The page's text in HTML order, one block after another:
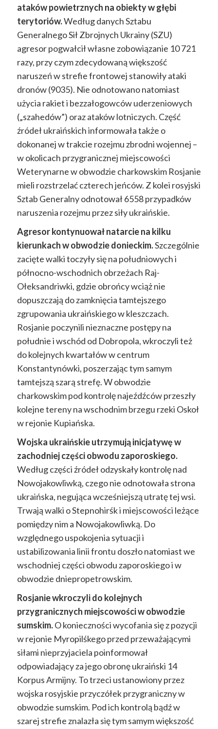
ataków powietrznych na obiekty w głębi
terytoriów.Według danych Sztabu
Generalnego Sił Zbrojnych Ukrainy (SZU)
agresor pogwałcił własne zobowiązanie 10 721
razy, przy czym zdecydowaną większość
naruszeń w strefie frontowej stanowiły ataki
dronów (9035). Nie odnotowano natomiast
użycia rakiet i bezzałogowców uderzeniowych
(„szahedów”) oraz ataków lotniczych. Część
źródeł ukraińskich informowała także o
dokonanej w trakcie rozejmu zbrodni wojennej –
w okolicach przygranicznej miejscowości
Weterynarne w obwodzie charkowskim Rosjanie
mieli rozstrzelać czterech jeńców. Z kolei rosyjski
Sztab Generalny odnotował 6558 przypadków
naruszenia rozejmu przez siły ukraińskie.
Agresor kontynuował natarcie na kilku
kierunkach w obwodzie donieckim.Szczególnie
zacięte walki toczyły się na południowych i
północno-wschodnich obrzeżach Raj-
Ołeksandriwki, gdzie obrońcy wciąż nie
dopuszczają do zamknięcia tamtejszego
zgrupowania ukraińskiego w kleszczach.
Rosjanie poczynili nieznaczne postępy na
południe i wschód od Dobropola, wkroczyli też
do kolejnych kwartałów w centrum
Konstantynówki, poszerzając tym samym
tamtejszą szarą strefę. W obwodzie
charkowskim pod kontrolę najeźdźców przeszły
kolejne tereny na wschodnim brzegu rzeki Oskoł
w rejonie Kupiańska.
Wojska ukraińskie utrzymują inicjatywę w
zachodniej części obwodu zaporoskiego.
Według części źródeł odzyskały kontrolę nad
Nowojakowliwką, czego nie odnotowała strona
ukraińska, negująca wcześniejszą utratę tej wsi.
Trwają walki o Stepnohirśk i miejscowości leżące
pomiędzy nim a Nowojakowliwką. Do
względnego uspokojenia sytuacji i
ustabilizowania linii frontu doszło natomiast we
wschodniej części obwodu zaporoskiego i w
obwodzie dniepropetrowskim.
Rosjanie wkroczyli do kolejnych
przygranicznych miejscowości w obwodzie
sumskim.O konieczności wycofania się z pozycji
w rejonie Myropilśkego przed przeważającymi
siłami nieprzyjaciela poinformował
odpowiadający za jego obronę ukraiński 14
Korpus Armijny. To trzeci ustanowiony przez
wojska rosyjskie przyczółek przygraniczny w
obwodzie sumskim. Pod ich kontrolą bądź w
szarej strefie znalazła się tym samym większość